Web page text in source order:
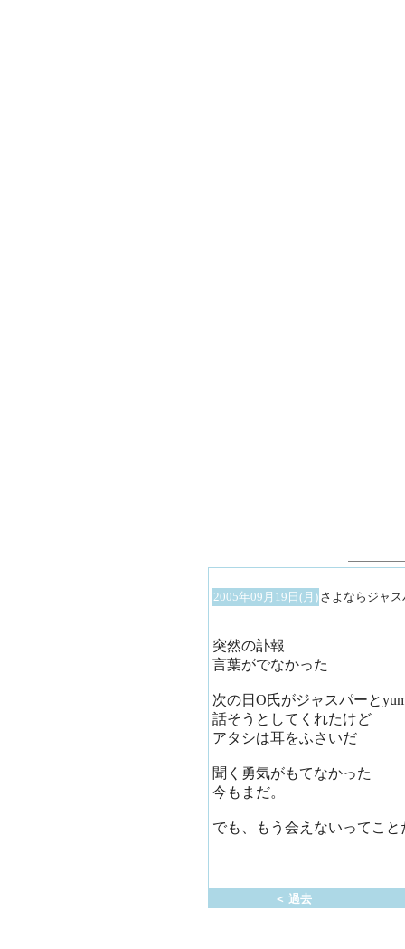
2005年09月19日(月) さよならジャス
突然の訃報
言葉がでなかった
次の日O氏がジャスパーと
話そうとしてくれたけど
アタシは耳をふさいだ
聞く勇気がもてなかった
今もまだ。
でも、もう会えないってこ
＜ 過去